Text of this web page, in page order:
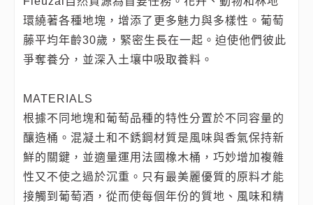
環繞著各種地塊，增添了更多魅力與多樣性。葡萄
藤平均年齡30歲，緊密生長在一起。迫使他們彼此
爭奪養分，並深入土壤中吸取養料。
MATERIALS
根據不同地塊和葡萄品種的特性分置於不同容量的
釀造桶。混凝土和不銹鋼材質是風味與香氣保持新
鮮的關鍵，並適量運用法國橡木桶，巧妙增加複雜
性又不使之過於沉重。只有最美麗優質的原料才能
接觸到葡萄酒，從而使每個年份的質地、風味和精